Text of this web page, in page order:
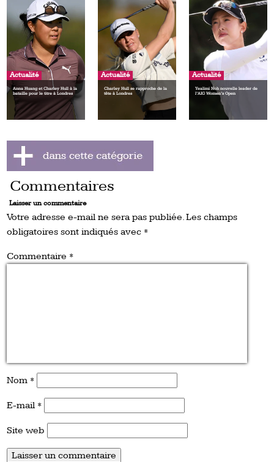
Actualité
Anna Huang et Charley Hull à la
bataille pour le titre à Londres
Actualité
Charley Hull se rapproche de la
tête à Londres
Actualité
Yealimi Noh nouvelle leader de
l’AIG Women’s Open
Commentaires
Laisser un commentaire
Votre adresse e-mail ne sera pas publiée.Les champs
obligatoires sont indiqués avec *
Commentaire *
Nom *
E-mail *
Site web